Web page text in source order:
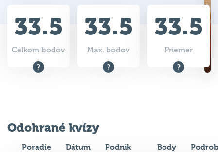
33.5
Celkom bodov
33.5
Max. bodov
33.5
Priemer
Odohrané kvízy
Poradie Dátum Podnik Body